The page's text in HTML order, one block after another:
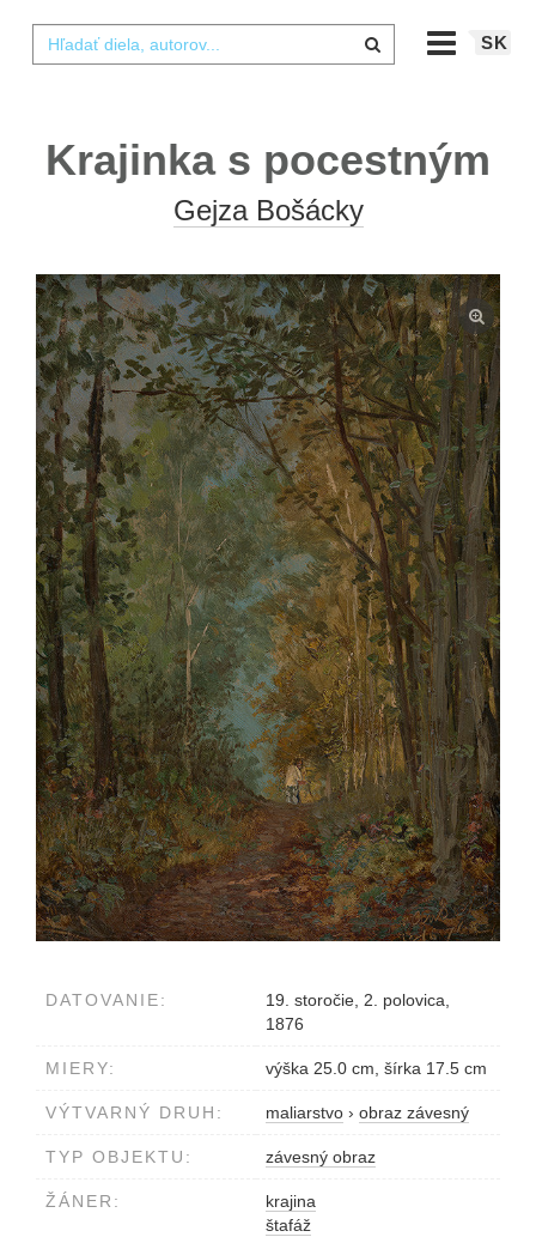
SK
Krajinka s pocestným
Gejza Bošácky
DATOVANIE:
19. storočie, 2. polovica,
1876
MIERY: výška 25.0 cm, šírka 17.5 cm
VÝTVARNÝ DRUH: maliarstvo › obraz závesný
TYP OBJEKTU: závesný obraz
ŽÁNER:
krajina
štafáž